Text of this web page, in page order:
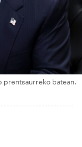
prentsaurreko batean.